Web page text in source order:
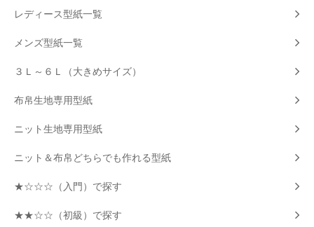
レディース型紙一覧
メンズ型紙一覧
３Ｌ～６Ｌ（大きめサイズ）
布帛生地専用型紙
ニット生地専用型紙
ニット＆布帛どちらでも作れる型紙
★☆☆☆（入門）で探す
★★☆☆（初級）で探す